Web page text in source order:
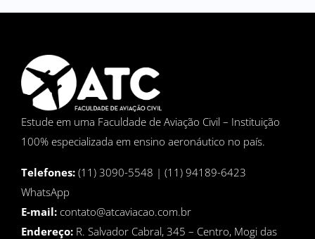
Estude em uma Faculdade de Aviação Civil – Instituição
100% especializada em ensino aeronáutico no país.
Telefones: (11) 3090-5548 | (11) 94189-6423
WhatsApp
E-mail: contato@atcaviacao.com.br
Endereço: R. Salvador Cabral, 345 – Centro, Mogi das